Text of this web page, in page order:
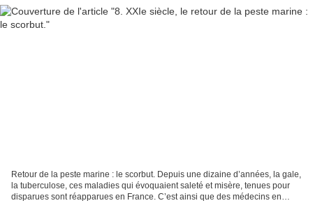
Retour de la peste marine : le scorbut. Depuis une dizaine d’années, la gale,
la tuberculose, ces maladies qui évoquaient saleté et misère, tenues pour
disparues sont réapparues en France. C’est ainsi que des médecins en